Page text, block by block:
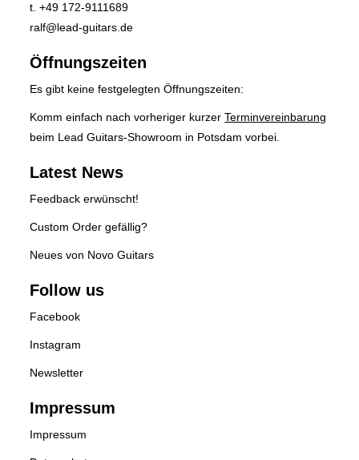
t. +49 172-9111689
ralf@lead-guitars.de
Öffnungszeiten
Es gibt keine festgelegten Öffnungszeiten:
Komm einfach nach vorheriger kurzerTerminvereinbarung
beim Lead Guitars-Showroom in Potsdam vorbei.
Latest News
Feedback erwünscht!
Custom Order gefällig?
Neues von Novo Guitars
Follow us
Facebook
Instagram
Newsletter
Impressum
Impressum